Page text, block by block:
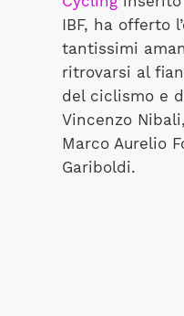
IBF, ha offerto
tantissimi
ritrovarsi al
del ciclismo e
Vincenzo
Marco Aurelio
Gariboldi.